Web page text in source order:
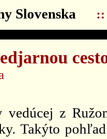
Slovenska ::
z
Takýto